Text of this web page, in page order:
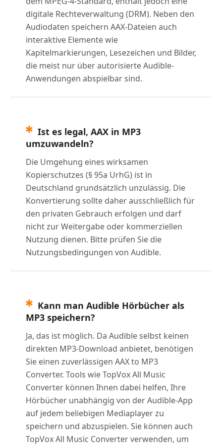
digitale Rechteverwaltung (DRM). Neben den
Audiodaten speichern AAX-Dateien auch
interaktive Elemente wie
Kapitelmarkierungen, Lesezeichen und Bilder,
die meist nur über autorisierte Audible-
Anwendungen abspielbar sind.
Ist es legal, AAX in MP3
umzuwandeln?
Die Umgehung eines wirksamen
Kopierschutzes (§ 95a UrhG) ist in
Deutschland grundsätzlich unzulässig. Die
Konvertierung sollte daher ausschließlich für
den privaten Gebrauch erfolgen und darf
nicht zur Weitergabe oder kommerziellen
Nutzung dienen. Bitte prüfen Sie die
Nutzungsbedingungen von Audible.
Kann man Audible Hörbücher als
MP3 speichern?
Ja, das ist möglich. Da Audible selbst keinen
direkten MP3-Download anbietet, benötigen
Sie einen zuverlässigen AAX to MP3
Converter. Tools wie TopVox All Music
Converter können Ihnen dabei helfen, Ihre
Hörbücher unabhängig von der Audible-App
auf jedem beliebigen Mediaplayer zu
speichern und abzuspielen. Sie können auch
TopVox All Music Converter verwenden, um